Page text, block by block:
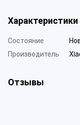
Характеристики
Состояние
Производитель
Отзывы